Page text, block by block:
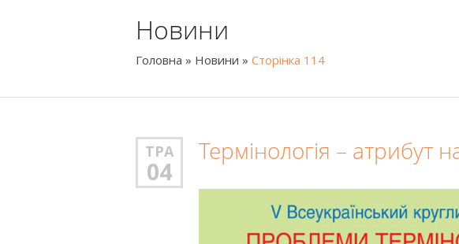
Новини
Головна » Новини » Сторінка 114
ТРА
04
Термінологія – атрибут